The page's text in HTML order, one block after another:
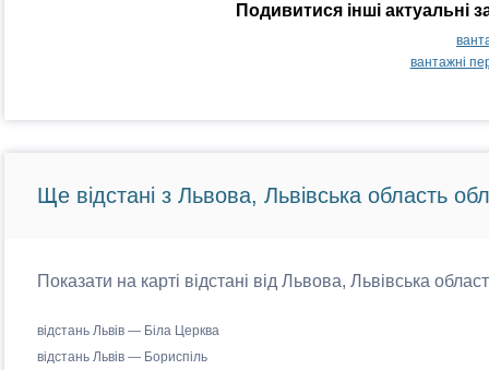
Подивитися інші актуальні
вантажні
Ще відстані з Львова, Львівська область
Показати на карті відстані від Львова, Львівська
відстань Львів — Біла Церква
відстань Львів — Бориспіль